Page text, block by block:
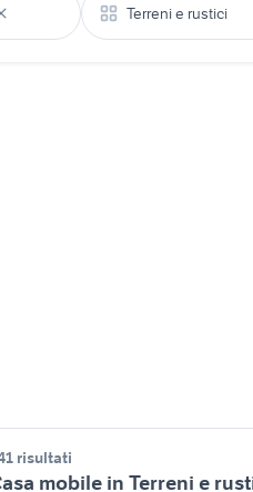
Terreni e rustici
risultati
mobile in Terreni e